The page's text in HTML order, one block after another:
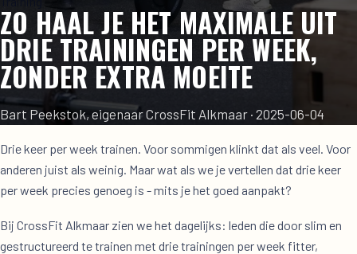
ZO HAAL JE HET MAXIMALE UIT
DRIE TRAININGEN PER WEEK,
ZONDER EXTRA MOEITE
Bart Peekstok, eigenaar CrossFit Alkmaar · 2025-06-04
Drie keer per week trainen. Voor sommigen klinkt dat als veel. Voor
anderen juist als weinig. Maar wat als we je vertellen dat drie keer
per week precies genoeg is - mits je het goed aanpakt?
Bij CrossFit Alkmaar zien we het dagelijks: leden die door slim en
gestructureerd te trainen met drie trainingen per week fitter,